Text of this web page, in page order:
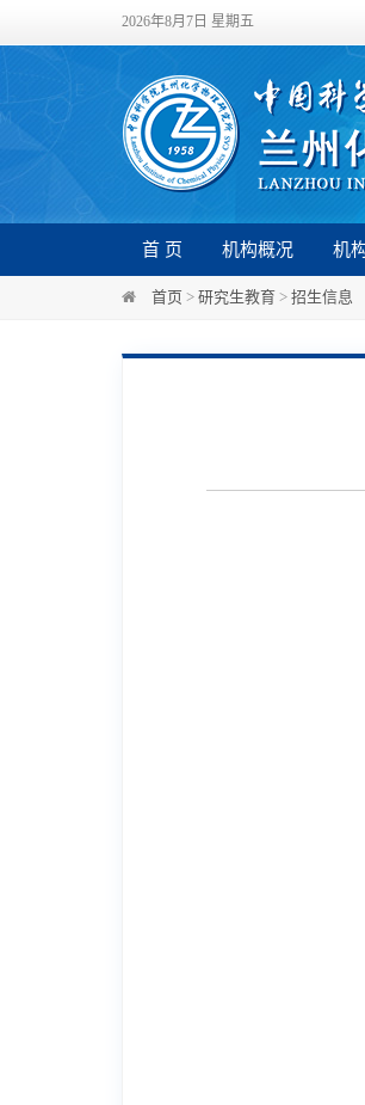
2026年8月7日 星期五
首 页 机构概况 机
首页 > 研究生教育 > 招生信息